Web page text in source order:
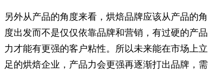
另外从产品的角度来看，烘焙品牌应该从产品的角
度出发而不是仅仅依靠品牌和营销，有过硬的产品
力才能有更强的客户粘性。所以未来能在市场上立
足的烘焙企业，产品力会更强再逐渐打出品牌，需